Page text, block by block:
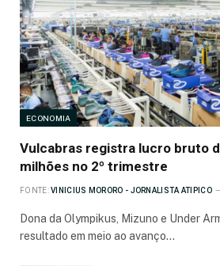
ECONOMIA
Vulcabras registra lucro bruto
milhões no 2º trimestre
FONTE: VINICIUS MORORO - JORNALISTA ATIPICO
Dona da Olympikus, Mizuno e Under
resultado em meio ao avanço…